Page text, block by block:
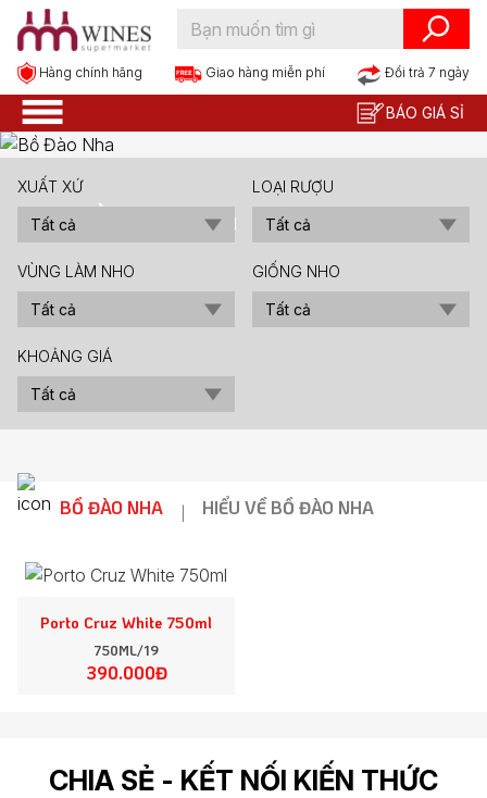
Hàng chính hãng Giao hàng miễn phí Đổi trả 7 ngày
BÁO GIÁ SỈ
Bồ Đào Nha
XUẤT XỨ
Tất cả
LOẠI RƯỢU
Tất cả
VÙNG LÀM NHO
Tất cả
GIỐNG NHO
Tất cả
KHOẢNG GIÁ
Tất cả
BỒ ĐÀO NHA | HIỂU VỀ BỒ ĐÀO NHA
Porto Cruz White 750ml
750ML/19
390.000Đ
CHIA SẺ - KẾT NỐI KIẾN THỨC